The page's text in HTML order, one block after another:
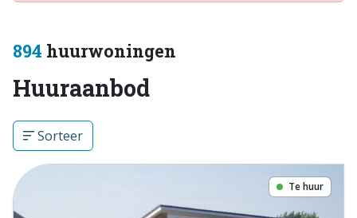
894 huurwoningen
Huuraanbod
Sorteer
Te huur